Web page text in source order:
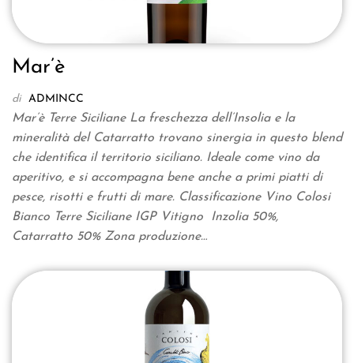
Mar’è
di ADMINCC
Mar’è Terre Siciliane La freschezza dell’Insolia e la
mineralità del Catarratto trovano sinergia in questo blend
che identifica il territorio siciliano. Ideale come vino da
aperitivo, e si accompagna bene anche a primi piatti di
pesce, risotti e frutti di mare. Classificazione Vino Colosi
Bianco Terre Siciliane IGP Vitigno Inzolia 50%,
Catarratto 50% Zona produzione…